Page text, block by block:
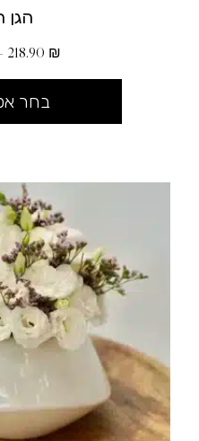
הגן
218.90 ₪
בחר